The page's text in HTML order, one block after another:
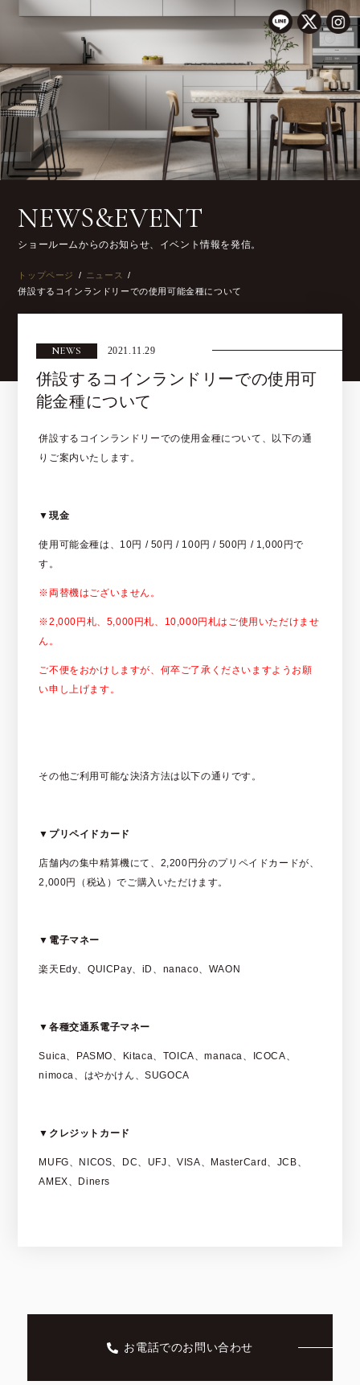
NEWS&EVENT
ショールームからのお知らせ、イベント情報を発信。
トップページ
ニュース
併設するコインランドリーでの使用可能金種について
NEWS 2021.11.29
併設するコインランドリーでの使用可
能金種について
併設するコインランドリーでの使用金種について、以下の通
りご案内いたします。
▼現金
使用可能金種は、10円 / 50円 / 100円 / 500円 / 1,000円で
す。
※両替機はございません。
※2,000円札、5,000円札、10,000円札はご使用いただけませ
ん。
ご不便をおかけしますが、何卒ご了承くださいますようお願
い申し上げます。
その他ご利用可能な決済方法は以下の通りです。
▼プリペイドカード
店舗内の集中精算機にて、2,200円分のプリペイドカードが、
2,000円（税込）でご購入いただけます。
▼電子マネー
楽天Edy、QUICPay、iD、nanaco、WAON
▼各種交通系電子マネー
Suica、PASMO、Kitaca、TOICA、manaca、ICOCA、
nimoca、はやかけん、SUGOCA
▼クレジットカード
MUFG、NICOS、DC、UFJ、VISA、MasterCard、JCB、
AMEX、Diners
お電話でのお問い合わせ